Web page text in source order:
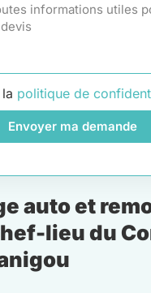
politique de
Envoyer ma demande
auto et
lieu du